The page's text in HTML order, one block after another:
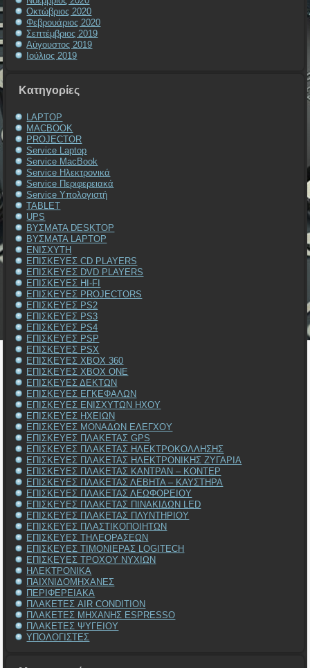
Οκτώβριος 2020
Φεβρουάριος 2020
Σεπτέμβριος 2019
Αύγουστος 2019
Ιούλιος 2019
Kατηγορίες
LAPTOP
MACBOOK
PROJECTOR
Service Laptop
Service MacBook
Service Ηλεκτρονικά
Service Περιφερειακά
Service Υπολογιστή
TABLET
UPS
ΒΥΣΜΑΤΑ DESKTOP
ΒΥΣΜΑΤΑ LAPTOP
ΕΝΙΣΧΥΤΗ
ΕΠΙΣΚΕΥΕΣ CD PLAYERS
ΕΠΙΣΚΕΥΕΣ DVD PLAYERS
ΕΠΙΣΚΕΥΕΣ HI-FI
ΕΠΙΣΚΕΥΕΣ PROJECTORS
ΕΠΙΣΚΕΥΕΣ PS2
ΕΠΙΣΚΕΥΕΣ PS3
ΕΠΙΣΚΕΥΕΣ PS4
ΕΠΙΣΚΕΥΕΣ PSP
ΕΠΙΣΚΕΥΕΣ PSX
ΕΠΙΣΚΕΥΕΣ XBOX 360
ΕΠΙΣΚΕΥΕΣ XBOX ONE
ΕΠΙΣΚΕΥΕΣ ΔΕΚΤΩΝ
ΕΠΙΣΚΕΥΕΣ ΕΓΚΕΦΑΛΩΝ
ΕΠΙΣΚΕΥΕΣ ΕΝΙΣΧΥΤΩΝ ΗΧΟΥ
ΕΠΙΣΚΕΥΕΣ ΗΧΕΙΩΝ
ΕΠΙΣΚΕΥΕΣ ΜΟΝΑΔΩΝ ΕΛΕΓΧΟΥ
ΕΠΙΣΚΕΥΕΣ ΠΛΑΚΕΤΑΣ GPS
ΕΠΙΣΚΕΥΕΣ ΠΛΑΚΕΤΑΣ ΗΛΕΚΤΡΟΚΟΛΛΗΣΗΣ
ΕΠΙΣΚΕΥΕΣ ΠΛΑΚΕΤΑΣ ΗΛΕΚΤΡΟΝΙΚΗΣ ΖΥΓΑΡΙΑ
ΕΠΙΣΚΕΥΕΣ ΠΛΑΚΕΤΑΣ ΚΑΝΤΡΑΝ – ΚΟΝΤΕΡ
ΕΠΙΣΚΕΥΕΣ ΠΛΑΚΕΤΑΣ ΛΕΒΗΤΑ – ΚΑΥΣΤΗΡΑ
ΕΠΙΣΚΕΥΕΣ ΠΛΑΚΕΤΑΣ ΛΕΩΦΟΡΕΙΟΥ
ΕΠΙΣΚΕΥΕΣ ΠΛΑΚΕΤΑΣ ΠΙΝΑΚΙΔΩΝ LED
ΕΠΙΣΚΕΥΕΣ ΠΛΑΚΕΤΑΣ ΠΛΥΝΤΗΡΙΟΥ
ΕΠΙΣΚΕΥΕΣ ΠΛΑΣΤΙΚΟΠΟΙΗΤΩΝ
ΕΠΙΣΚΕΥΕΣ ΤΗΛΕΟΡΑΣΕΩΝ
ΕΠΙΣΚΕΥΕΣ ΤΙΜΟΝΙΕΡΑΣ LOGITECH
ΕΠΙΣΚΕΥΕΣ ΤΡΟΧΟΥ ΝΥΧΙΩΝ
ΗΛΕΚΤΡΟΝΙΚΑ
ΠΑΙΧΝΙΔΟΜΗΧΑΝΕΣ
ΠΕΡΙΦΕΡΕΙΑΚΑ
ΠΛΑΚΕΤΕΣ AIR CONDITION
ΠΛΑΚΕΤΕΣ ΜΗΧΑΝΗΣ ESPRESSO
ΠΛΑΚΕΤΕΣ ΨΥΓΕΙΟΥ
ΥΠΟΛΟΓΙΣΤΕΣ